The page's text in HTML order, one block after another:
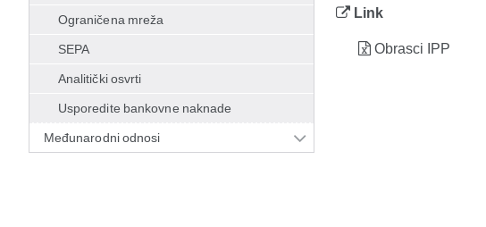
Ograničena mreža
SEPA
Analitički osvrti
Usporedite bankovne naknade
Međunarodni odnosi
Link
Obrasci IPP